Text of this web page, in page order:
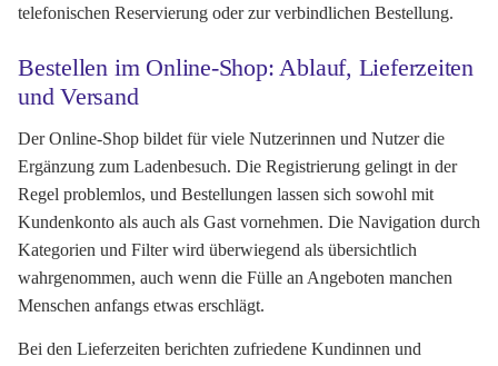
telefonischen Reservierung oder zur verbindlichen Bestellung.
Bestellen im Online-Shop: Ablauf, Lieferzeiten
und Versand
Der Online-Shop bildet für viele Nutzerinnen und Nutzer die
Ergänzung zum Ladenbesuch. Die Registrierung gelingt in der
Regel problemlos, und Bestellungen lassen sich sowohl mit
Kundenkonto als auch als Gast vornehmen. Die Navigation durch
Kategorien und Filter wird überwiegend als übersichtlich
wahrgenommen, auch wenn die Fülle an Angeboten manchen
Menschen anfangs etwas erschlägt.
Bei den Lieferzeiten berichten zufriedene Kundinnen und